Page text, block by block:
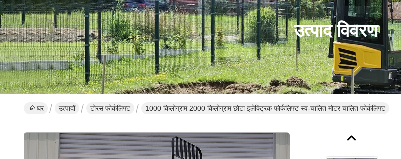
उत्पाद विवरण
घर उत्पादों टोरस फोर्कलिफ्ट 1000 किलोग्राम 2000 किलोग्राम छोटा इलेक्ट्रिक फोर्कलिफ्ट स्व-चालित मोटर चालित फोर्कलिफ्ट